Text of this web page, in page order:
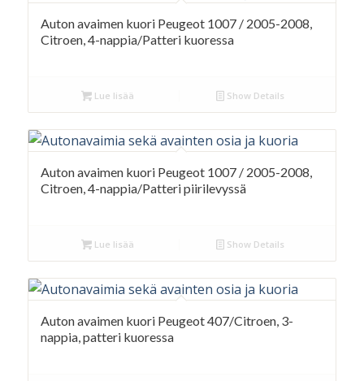
Auton avaimen kuori Peugeot 1007 / 2005-2008,
Citroen, 4-nappia/Patteri kuoressa
Lue lisää Show Details
Auton avaimen kuori Peugeot 1007 / 2005-2008,
Citroen, 4-nappia/Patteri piirilevyssä
Lue lisää Show Details
Auton avaimen kuori Peugeot 407/Citroen, 3-
nappia, patteri kuoressa